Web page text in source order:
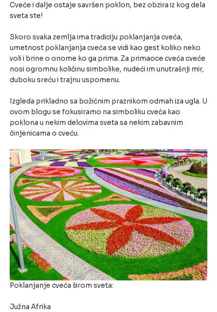
Cveće i dalje ostaje savršen poklon, bez obzira iz kog dela
sveta ste!
Skoro svaka zemlja ima tradiciju poklanjanja cveća,
umetnost poklanjanja cveća se vidi kao gest koliko neko
voli i brine o onome ko ga prima. Za primaoce cveća cveće
nosi ogromnu količinu simbolike, nudeći im unutrašnji mir,
duboku sreću i trajnu uspomenu.
Izgleda prikladno sa božićnim praznikom odmah iza ugla. U
ovom blogu se fokusiramo na simboliku cveća kao
poklona u nekim delovima sveta sa nekim zabavnim
činjenicama o cveću.
Poklanjanje cveća širom sveta:
Južna Afrika